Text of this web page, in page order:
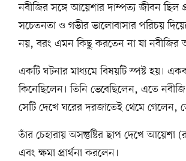
নবীজির সঙ্গে আয়েশার দাম্পত্য জীবন ছিল
সচেতনতা ও গভীর ভালোবাসার পরিচয়
নয়, বরং এমন কিছু করতেন না যা নবীজির
একটি ঘটনার মাধ্যমে বিষয়টি স্পষ্ট হয়।
কিনেছিলেন। তিনি ভেবেছিলেন, এতে
সেটি দেখে ঘরের দরজাতেই থেমে গেলেন,
তাঁর চেহারায় অসন্তুষ্টির ছাপ দেখে
এবং ক্ষমা প্রার্থনা করলেন।